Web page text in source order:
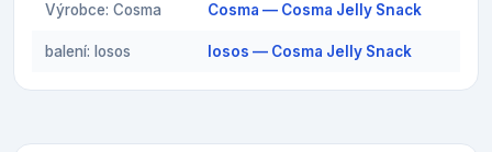
Výrobce: Cosma Cosma — Cosma Jelly Snack
balení: losos losos — Cosma Jelly Snack